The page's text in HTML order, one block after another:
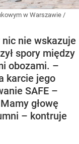
w Warszawie /
nie wskazuje
spory między
obozami. –
karcie jego
SAFE –
głowę
– kontruje